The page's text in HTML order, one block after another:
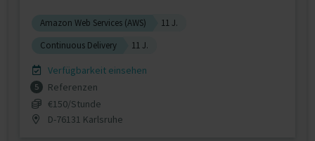
Amazon Web Services (AWS)
11 J.
Continuous Delivery
11 J.
Verfügbarkeit einsehen
5
Referenzen
€150/Stunde
D-76131 Karlsruhe